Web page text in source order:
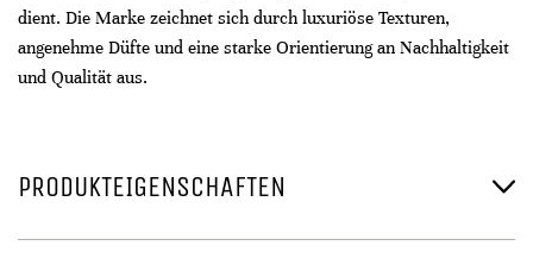
dient. Die Marke zeichnet sich durch luxuriöse Texturen,
angenehme Düfte und eine starke Orientierung an Nachhaltigkeit
und Qualität aus.
PRODUKTEIGENSCHAFTEN